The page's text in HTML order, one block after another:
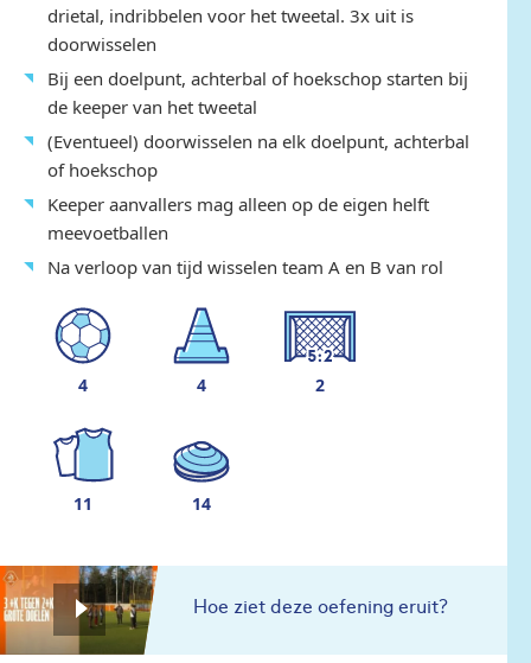
drietal, indribbelen voor het tweetal. 3x uit is
doorwisselen
Bij een doelpunt, achterbal of hoekschop starten bij
de keeper van het tweetal
(Eventueel) doorwisselen na elk doelpunt, achterbal
of hoekschop
Keeper aanvallers mag alleen op de eigen helft
meevoetballen
Na verloop van tijd wisselen team A en B van rol
4 4 2
11 14
Hoe ziet deze oefening eruit?